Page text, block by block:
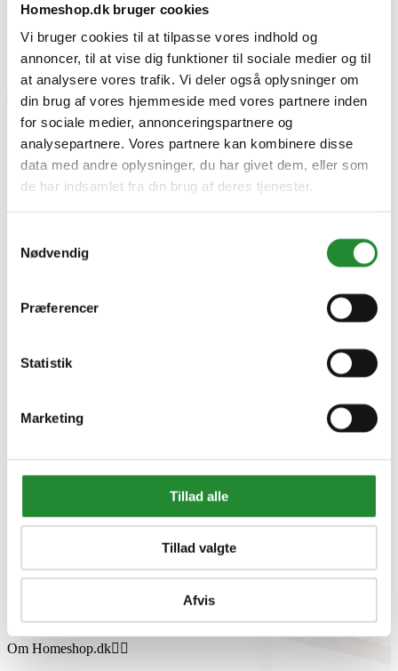
Homeshop.dk bruger cookies
Vi bruger cookies til at tilpasse vores indhold og
annoncer, til at vise dig funktioner til sociale medier og til
at analysere vores trafik. Vi deler også oplysninger om
din brug af vores hjemmeside med vores partnere inden
for sociale medier, annonceringspartnere og
analysepartnere. Vores partnere kan kombinere disse
data med andre oplysninger, du har givet dem, eller som
de har indsamlet fra din brug af deres tjenester.
Nødvendig
Præferencer
Statistik
Marketing
Tillad alle
Tillad valgte
Afvis
IBF Kantningssten Skrå Forkant - Grå 25x6x50cm
IBF Kantningssten Skrå
Forkant - Grå 25x6x50cm
DKK 69,95Inkl. moms
Information
Fortrydelsesret
Cookie- og privatlivspolitik
Black Friday
Oversigt
Om Homeshop.dk 